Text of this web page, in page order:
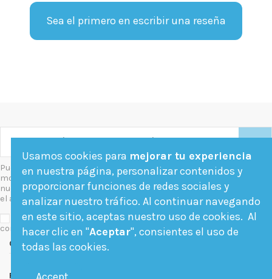
Sea el primero en escribir una reseña
Puede darse de baja en cualquier
momento. Para ello, consulte
nuestra información de contacto en
el aviso legal.
Acepto las condiciones generales y la política de
confidencialidad
Contact us
Follow us
Usamos cookies para mejorar tu experiencia
en nuestra página, personalizar contenidos y
proporcionar funciones de redes sociales y
analizar nuestro tráfico. Al continuar navegando
en este sitio, aceptas nuestro uso de cookies. Al
hacer clic en "Aceptar", consientes el uso de
todas las cookies.